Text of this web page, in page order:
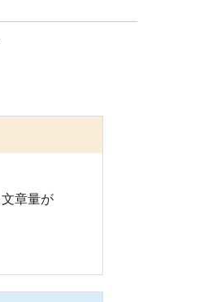
文章量が